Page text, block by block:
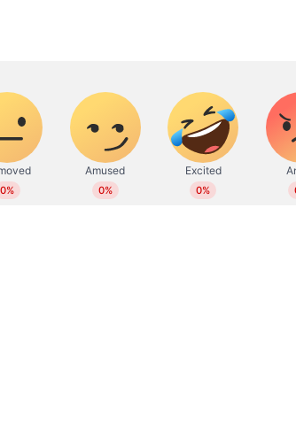
ന്യൂസ് ഓണ്‍ലൈനില്‍
ഗ്രാജുവേറ്റ് ഡിപ്ലോമയും
അന്താരാഷ്ട്ര വാര്‍ത്തകള്‍, സ്പോർട്സ്,
ഗ്രൗണ്ട് റിപ്പോര്‍ട്ടുകള്‍, ന്യൂസ്
തുടങ്ങിയവ പ്രസിദ്ധീകരിച്ചു. വിഷ്വല്‍, ഡിജിറ്റല്‍
ഇ മെയില്‍: